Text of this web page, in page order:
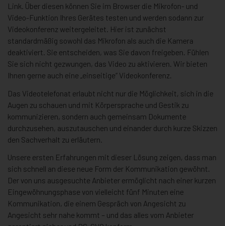
Link. Über diesen können Sie im Browser die Mikrofon- und
Video-Funktion Ihres Gerätes testen und werden sodann zur
Videokonferenz weitergeleitet. Hier ist zunächst
standardmäßig sowohl das Mikrofon als auch die Kamera
deaktiviert. Sie entscheiden, was Sie davon freigeben. Fühlen
Sie sich nicht gezwungen, das Video zu aktivieren. Wir bieten
Ihnen gerne auch eine „einseitige“ Videokonferenz.
Das Videotelefonat erlaubt nicht nur die Möglichkeit, sich in die
Augen zu schauen und mit Körpersprache und Gestik zu
kommunizieren, sondern auch gemeinsam Dokumente
durchzusehen, auszutauschen und einander durch kurze Skizzen
den Sachverhalt zu erläutern.
Unsere ersten Erfahrungen mit dieser Lösung zeigen, dass man
sich schnell an diese neue Form der Kommunikation gewöhnt.
Der von uns ausgesuchte Anbieter ermöglicht nach einer kurzen
Eingewöhnungsphase von vielleicht fünf Minuten eine
Kommunikation, die einem Gespräch von Angesicht zu
Angesicht sehr nahe kommt – und das alles vom Anbieter